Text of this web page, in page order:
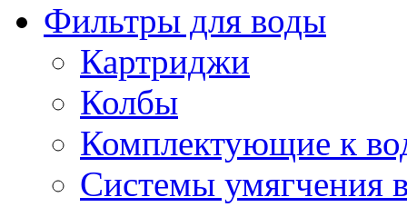
Фильтры для воды
Картриджи
Колбы
Комплектующие к
Системы умягчения